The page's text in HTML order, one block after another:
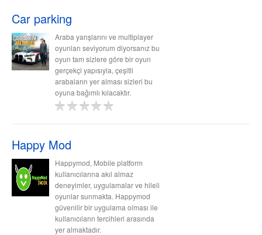
Car parking
Araba yarışlarını ve multiplayer
oyunları seviyorum diyorsanız bu
oyun tam sizlere göre bir oyun
gerçekçi yapısıyla, çeşitli
arabaların yer alması sizleri bu
oyuna bağımlı kılacaktır.
Happy Mod
Happymod, Mobile platform
kullanıcılarına akıl almaz
deneyimler, uygulamalar ve hileli
oyunlar sunmakta. Happymod
güvenilir bir uygulama olması ile
kullanıcıların tercihleri arasında
yer almaktadır.